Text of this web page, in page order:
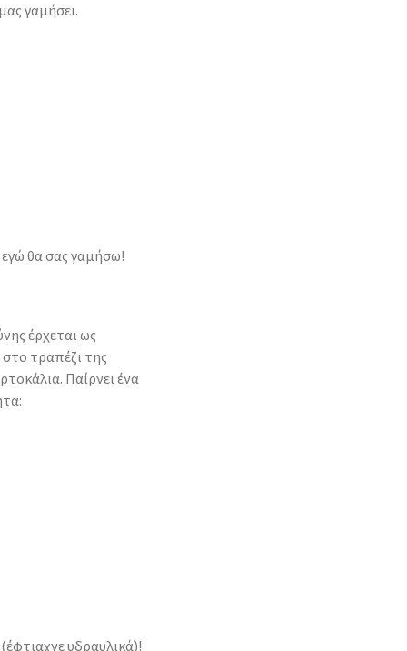
γαμήσει.
εγώ θα σας γαμήσω!
έρχεται ως
τραπέζι της
Παίρνει ένα
υδραυλικά)!